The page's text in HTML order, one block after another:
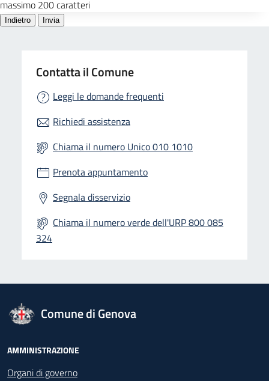
Contatta il Comune
Leggi le domande frequenti
Richiedi assistenza
Chiama il numero Unico 010 1010
Prenota appuntamento
Segnala disservizio
Chiama il numero verde dell'URP 800 085
324
logo Unione Europea
Comune di Genova
Footer - Navigazione
AMMINISTRAZIONE
Organi di governo